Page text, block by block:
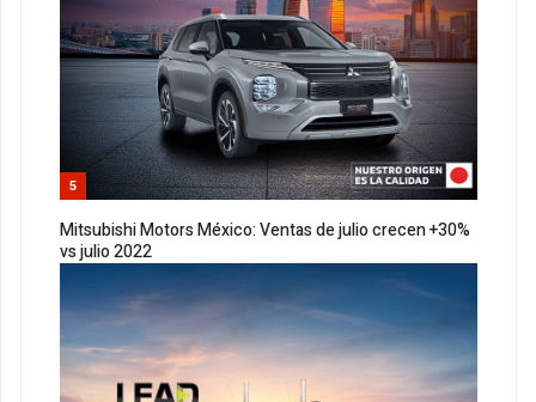
5
Mitsubishi Motors México: Ventas de julio crecen +30%
vs julio 2022